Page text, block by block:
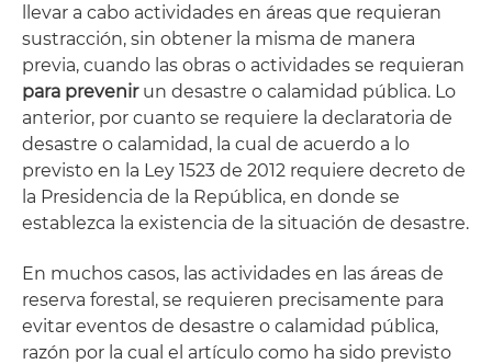
llevar a cabo actividades en áreas que requieran
sustracción, sin obtener la misma de manera
previa, cuando las obras o actividades se requieran
para prevenirun desastre o calamidad pública. Lo
anterior, por cuanto se requiere la declaratoria de
desastre o calamidad, la cual de acuerdo a lo
previsto en la Ley 1523 de 2012 requiere decreto de
la Presidencia de la República, en donde se
establezca la existencia de la situación de desastre.
En muchos casos, las actividades en las áreas de
reserva forestal, se requieren precisamente para
evitar eventos de desastre o calamidad pública,
razón por la cual el artículo como ha sido previsto